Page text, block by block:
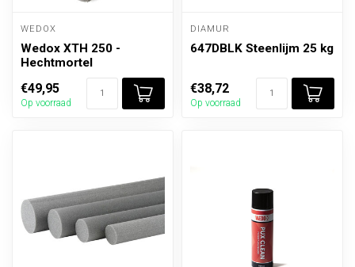
WEDOX
Wedox XTH 250 -
Hechtmortel
€49,95
Op voorraad
DIAMUR
647DBLK Steenlijm 25 kg
€38,72
Op voorraad